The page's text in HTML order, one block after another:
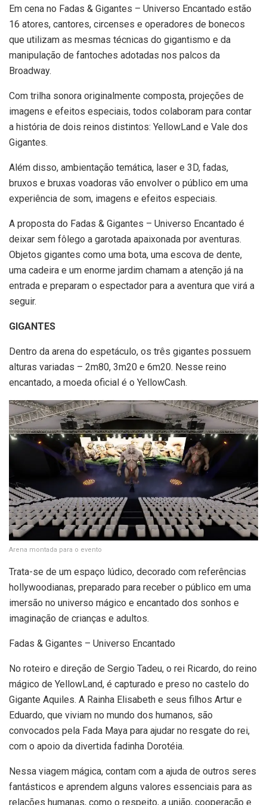
Em cena no Fadas & Gigantes – Universo Encantado estão
16 atores, cantores, circenses e operadores de bonecos
que utilizam as mesmas técnicas do gigantismo e da
manipulação de fantoches adotadas nos palcos da
Broadway.
Com trilha sonora originalmente composta, projeções de
imagens e efeitos especiais, todos colaboram para contar
a história de dois reinos distintos: YellowLand e Vale dos
Gigantes.
Além disso, ambientação temática, laser e 3D, fadas,
bruxos e bruxas voadoras vão envolver o público em uma
experiência de som, imagens e efeitos especiais.
A proposta do Fadas & Gigantes – Universo Encantado é
deixar sem fôlego a garotada apaixonada por aventuras.
Objetos gigantes como uma bota, uma escova de dente,
uma cadeira e um enorme jardim chamam a atenção já na
entrada e preparam o espectador para a aventura que virá a
seguir.
GIGANTES
Dentro da arena do espetáculo, os três gigantes possuem
alturas variadas – 2m80, 3m20 e 6m20. Nesse reino
encantado, a moeda oficial é o YellowCash.
Arena montada para o evento
Trata-se de um espaço lúdico, decorado com referências
hollywoodianas, preparado para receber o público em uma
imersão no universo mágico e encantado dos sonhos e
imaginação de crianças e adultos.
Fadas & Gigantes – Universo Encantado
No roteiro e direção de Sergio Tadeu, o rei Ricardo, do reino
mágico de YellowLand, é capturado e preso no castelo do
Gigante Aquiles. A Rainha Elisabeth e seus filhos Artur e
Eduardo, que viviam no mundo dos humanos, são
convocados pela Fada Maya para ajudar no resgate do rei,
com o apoio da divertida fadinha Dorotéia.
Nessa viagem mágica, contam com a ajuda de outros seres
fantásticos e aprendem alguns valores essenciais para as
relações humanas, como o respeito, a união, cooperação e